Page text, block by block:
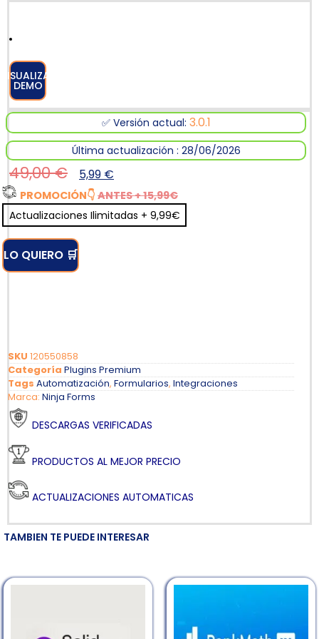
VISUALIZAR
DEMO
✅ Versión actual: 3.0.1
Última actualización : 28/06/2026
49,00€ 5,99 €
PROMOCIÓN👇 ANTES + 15,99€
Actualizaciones Ilimitadas + 9,99€
LO QUIERO 🛒
SKU 120550858
Categoría Plugins Premium
Tags Automatización, Formularios, Integraciones
Marca: Ninja Forms
DESCARGAS VERIFICADAS
PRODUCTOS AL MEJOR PRECIO
ACTUALIZACIONES AUTOMATICAS
TAMBIEN TE PUEDE INTERESAR